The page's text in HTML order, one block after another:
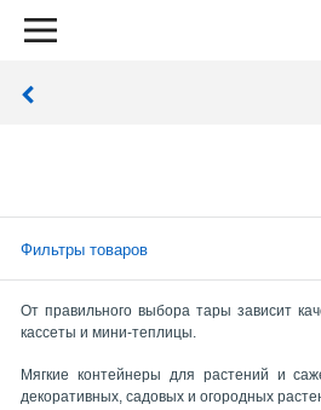
Фильтры товаров
От правильного выбора тары зависит
кассеты и мини-теплицы.
Мягкие контейнеры для растений и
декоративных, садовых и огородных